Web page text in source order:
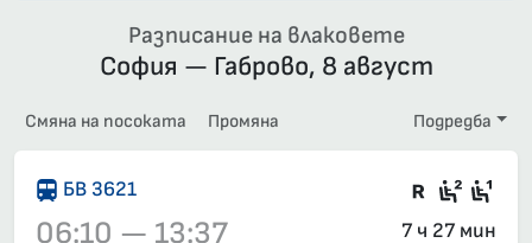
Разписание на влаковете
София — Габрово, 8 август
Смяна на посоката Промяна Подредба
БВ 3621 Във
06:10 — 13:37 7 ч 27 мин